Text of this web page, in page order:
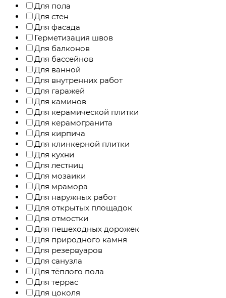
Для пола
Для стен
Для фасада
Герметизация швов
Для балконов
Для бассейнов
Для ванной
Для внутренних работ
Для гаражей
Для каминов
Для керамической плитки
Для керамогранита
Для кирпича
Для клинкерной плитки
Для кухни
Для лестниц
Для мозаики
Для мрамора
Для наружных работ
Для открытых площадок
Для отмостки
Для пешеходных дорожек
Для природного камня
Для резервуаров
Для санузла
Для тёплого пола
Для террас
Для цоколя